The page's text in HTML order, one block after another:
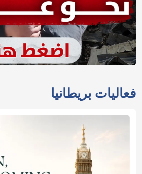
فعاليات بريطانيا